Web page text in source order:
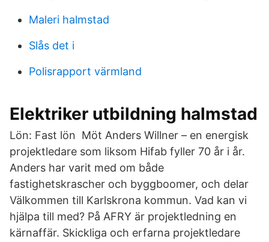
Maleri halmstad
Slås det i
Polisrapport värmland
Elektriker utbildning halmstad
Lön: Fast lön Möt Anders Willner – en energisk
projektledare som liksom Hifab fyller 70 år i år.
Anders har varit med om både
fastighetskrascher och byggboomer, och delar
Välkommen till Karlskrona kommun. Vad kan vi
hjälpa till med? På AFRY är projektledning en
kärnaffär. Skickliga och erfarna projektledare